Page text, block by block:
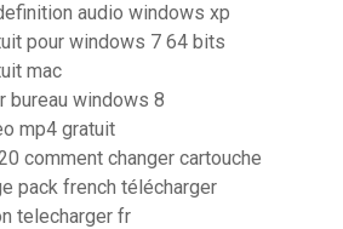
audio windows xp
pour windows 7 64 bits
mac
bureau windows 8
mp4 gratuit
comment changer cartouche
pack french télécharger
telecharger fr